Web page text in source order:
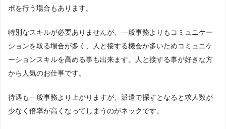
ポを行う場合もあります。
特別なスキルが必要ありませんが、一般事務よりもコミュニケー
ションを取る場合が多く、人と接する機会が多いためコミュニケ
ーションスキルを高める事も出来ます。人と接する事が好きな方
から人気のお仕事です。
待遇も一般事務より上がりますが、派遣で探すとなると求人数が
少なく倍率が高くなってしまうのがネックです。